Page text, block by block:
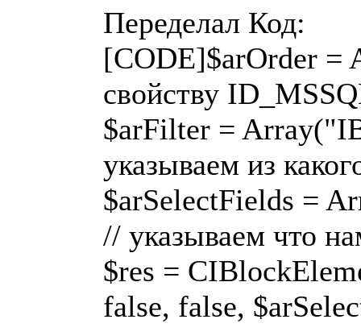
Переделал Код:
[CODE]$arOrder =
свойству
$arFilter =
указываем из
$arSelectFields =
// указываем что
$res =
false, false,